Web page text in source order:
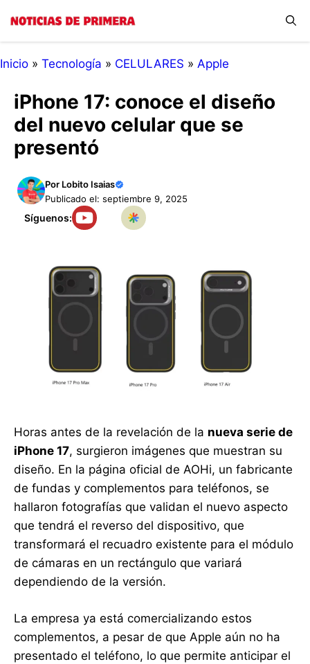
contenido
Inicio » Tecnología » CELULARES » Apple
iPhone 17: conoce el diseño
del nuevo celular que se
presentó
Por Lobito Isaias
Publicado el: septiembre 9, 2025
Síguenos:
Horas antes de la revelación de la nueva serie de
iPhone 17, surgieron imágenes que muestran su
diseño. En la página oficial de AOHi, un fabricante
de fundas y complementos para teléfonos, se
hallaron fotografías que validan el nuevo aspecto
que tendrá el reverso del dispositivo, que
transformará el recuadro existente para el módulo
de cámaras en un rectángulo que variará
dependiendo de la versión.
La empresa ya está comercializando estos
complementos, a pesar de que Apple aún no ha
presentado el teléfono, lo que permite anticipar el